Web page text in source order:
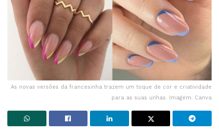
As novas versões da francesinha trazem um toque de cor e criatividade
para as suas unhas. Imagem: Canva